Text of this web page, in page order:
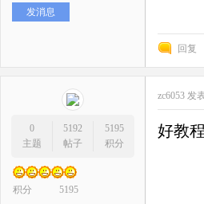
发消息
回复
0
主题
5192
帖子
5195
积分
积分 5195
zc6053 发
好教